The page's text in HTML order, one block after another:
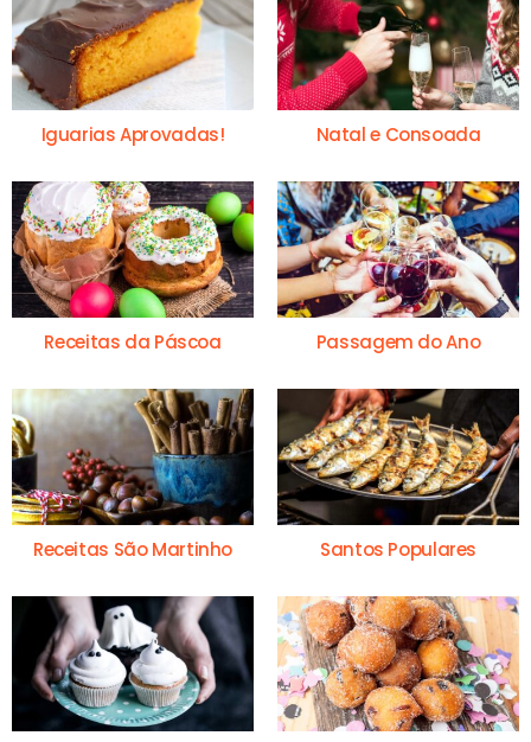
Iguarias Aprovadas! Natal e Consoada
Receitas da Páscoa Passagem do Ano
Receitas São Martinho Santos Populares